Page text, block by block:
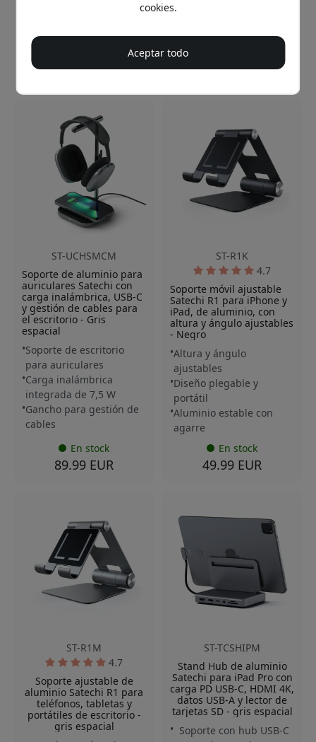
89.99 EUR
y mejor flujo de aire
49.99 EUR
ST-UCHSMCM
Soporte de aluminio para
auriculares Satechi con
carga inalámbrica, USB-C
y gestión de cables para
el escritorio - Gris
espacial
Soporte de escritorio
para auriculares
Carga inalámbrica
integrada de 7,5 W
Gancho para gestión de
cables
En stock
89.99 EUR
ST-R1K
4.7
Soporte móvil ajustable
Satechi R1 para iPhone y
iPad, de aluminio, con
altura y ángulo ajustables
- Negro
Altura y ángulo
ajustables
Diseño plegable y
portátil
Aluminio estable con
agarre
En stock
49.99 EUR
ST-R1M
4.7
Soporte ajustable de
aluminio Satechi R1 para
teléfonos, tabletas y
portátiles de escritorio -
gris espacial
ST-TCSHIPM
Stand Hub de aluminio
Satechi para iPad Pro con
carga PD USB-C, HDMI 4K,
datos USB-A y lector de
tarjetas SD - gris espacial
Soporte con hub USB-C
cookies.
Aceptar todo